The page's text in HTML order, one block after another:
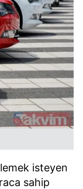
isteyen
sahip